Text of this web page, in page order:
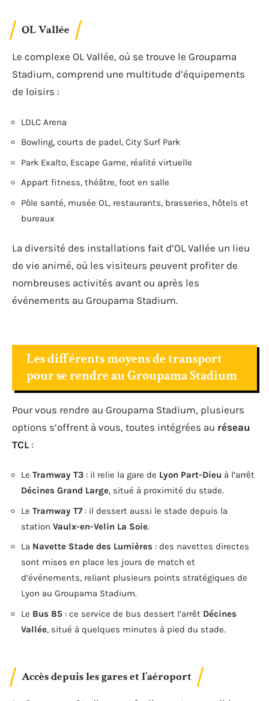
OL Vallée
Le complexe OL Vallée, où se trouve le Groupama
Stadium, comprend une multitude d’équipements
de loisirs :
LDLC Arena
Bowling, courts de padel, City Surf Park
Park Exalto, Escape Game, réalité virtuelle
Appart fitness, théâtre, foot en salle
Pôle santé, musée OL, restaurants, brasseries, hôtels et
bureaux
La diversité des installations fait d’OL Vallée un lieu
de vie animé, où les visiteurs peuvent profiter de
nombreuses activités avant ou après les
événements au Groupama Stadium.
Les différents moyens de transport
pour se rendre au Groupama Stadium
Pour vous rendre au Groupama Stadium, plusieurs
options s’offrent à vous, toutes intégrées au réseau
TCL :
Le Tramway T3 : il relie la gare de Lyon Part-Dieu à l’arrêt
Décines Grand Large, situé à proximité du stade.
Le Tramway T7: il dessert aussi le stade depuis la
station Vaulx-en-Velin La Soie.
La Navette Stade des Lumières : des navettes directes
sont mises en place les jours de match et
d’événements, reliant plusieurs points stratégiques de
Lyon au Groupama Stadium.
Le Bus 85 : ce service de bus dessert l’arrêt Décines
Vallée, situé à quelques minutes à pied du stade.
Accès depuis les gares et l’aéroport